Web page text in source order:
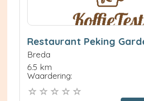
Restaurant Peking
Breda
6.5 km
Waardering: